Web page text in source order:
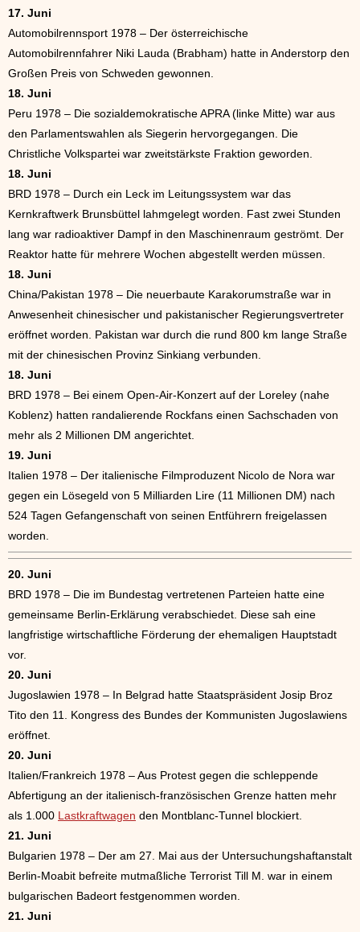
17. Juni
Automobilrennsport 1978 – Der österreichische
Automobilrennfahrer Niki Lauda (Brabham) hatte in Anderstorp den
Großen Preis von Schweden gewonnen.
18. Juni
Peru 1978 – Die sozialdemokratische APRA (linke Mitte) war aus
den Parlamentswahlen als Siegerin hervorgegangen. Die
Christliche Volkspartei war zweitstärkste Fraktion geworden.
18. Juni
BRD 1978 – Durch ein Leck im Leitungssystem war das
Kernkraftwerk Brunsbüttel lahmgelegt worden. Fast zwei Stunden
lang war radioaktiver Dampf in den Maschinenraum geströmt. Der
Reaktor hatte für mehrere Wochen abgestellt werden müssen.
18. Juni
China/Pakistan 1978 – Die neuerbaute Karakorumstraße war in
Anwesenheit chinesischer und pakistanischer Regierungsvertreter
eröffnet worden. Pakistan war durch die rund 800 km lange Straße
mit der chinesischen Provinz Sinkiang verbunden.
18. Juni
BRD 1978 – Bei einem Open-Air-Konzert auf der Loreley (nahe
Koblenz) hatten randalierende Rockfans einen Sachschaden von
mehr als 2 Millionen DM angerichtet.
19. Juni
Italien 1978 – Der italienische Filmproduzent Nicolo de Nora war
gegen ein Lösegeld von 5 Milliarden Lire (11 Millionen DM) nach
524 Tagen Gefangenschaft von seinen Entführern freigelassen
worden.
20. Juni
BRD 1978 – Die im Bundestag vertretenen Parteien hatte eine
gemeinsame Berlin-Erklärung verabschiedet. Diese sah eine
langfristige wirtschaftliche Förderung der ehemaligen Hauptstadt
vor.
20. Juni
Jugoslawien 1978 – In Belgrad hatte Staatspräsident Josip Broz
Tito den 11. Kongress des Bundes der Kommunisten Jugoslawiens
eröffnet.
20. Juni
Italien/Frankreich 1978 – Aus Protest gegen die schleppende
Abfertigung an der italienisch-französischen Grenze hatten mehr
als 1.000 Lastkraftwagen den Montblanc-Tunnel blockiert.
21. Juni
Bulgarien 1978 – Der am 27. Mai aus der Untersuchungshaftanstalt
Berlin-Moabit befreite mutmaßliche Terrorist Till M. war in einem
bulgarischen Badeort festgenommen worden.
21. Juni